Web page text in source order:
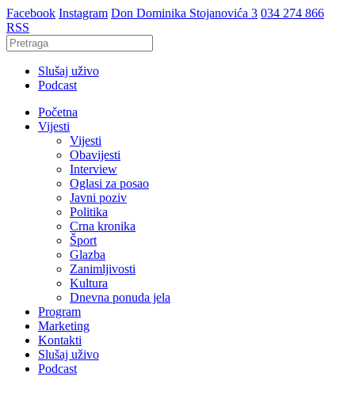
Facebook Instagram Don Dominika Stojanovića 3 034 274 866
RSS
Slušaj uživo
Podcast
Početna
Vijesti
Vijesti
Obavijesti
Interview
Oglasi za posao
Javni poziv
Politika
Crna kronika
Šport
Glazba
Zanimljivosti
Kultura
Dnevna ponuda jela
Program
Marketing
Kontakti
Slušaj uživo
Podcast